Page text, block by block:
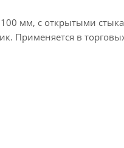
мм, с открытыми
Применяется в